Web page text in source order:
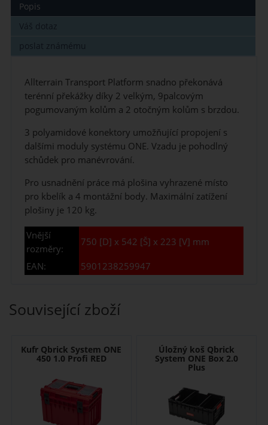
Popis
Váš dotaz
poslat známému
Allterrain Transport Platform snadno překonává
terénní překážky díky 2 velkým, 9palcovým
pogumovaným kolům a 2 otočným kolům s brzdou.
3 polyamidové konektory umožňující propojení s
dalšími moduly systému ONE. Vzadu je pohodlný
schůdek pro manévrování.
Pro usnadnění práce má plošina vyhrazené místo
pro kbelík a 4 montážní body. Maximální zatížení
plošiny je 120 kg.
Vnější
rozměry:
750 [D] x 542 [Š] x 223 [V] mm
EAN:
5901238259947
Související zboží
Kufr Qbrick System ONE
450 1.0 Profi RED
Úložný koš Qbrick
System ONE Box 2.0
Plus